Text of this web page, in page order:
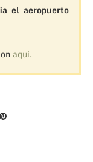
el aeropuerto
aquí.